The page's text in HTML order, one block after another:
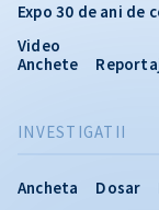
INVESTIGATII
Ancheta Dosar
Expo 30 de ani de
Video
Anchete